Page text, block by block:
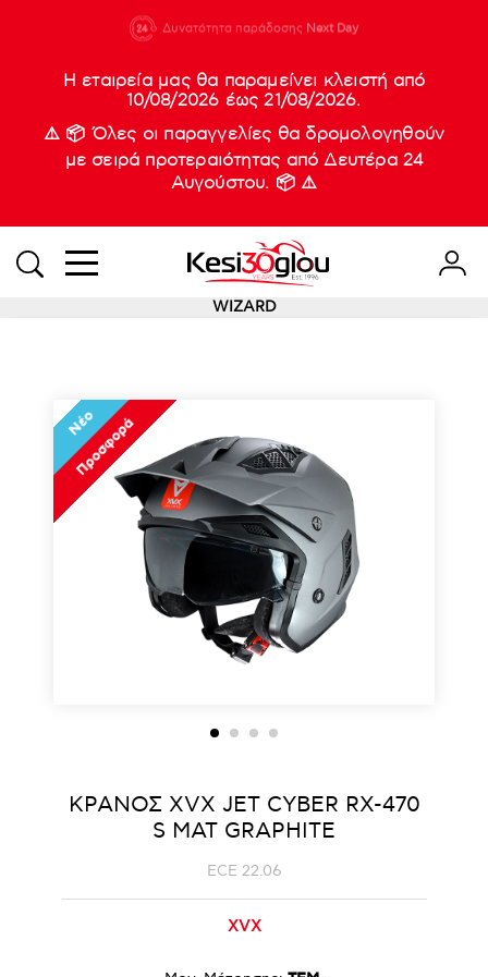
210 88 21
933
Δυνατότητα παράδοσης Next Day
Νέες
Η εταιρεία μας θα παραμείνει κλειστή από
10/08/2026 έως 21/08/2026.
⚠️ 📦 Όλες οι παραγγελίες θα δρομολογηθούν
με σειρά προτεραιότητας από Δευτέρα 24
Αυγούστου. 📦 ⚠️
WIZARD
Νέο
Προσφορά
ΚΡΑΝΟΣ ΧVΧ JET CYBER RX-470
S ΜΑΤ GRAPHITE
ECE 22.06
XVX